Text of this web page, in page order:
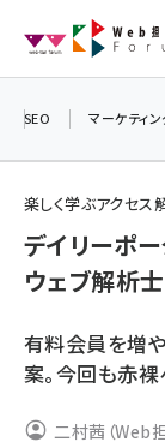
ン
seo
SEO マーケティ
楽しく学ぶアクセス
デイリーポ
ウェブ解析
有料会員を増
案。今回も赤裸
二村茜（Web